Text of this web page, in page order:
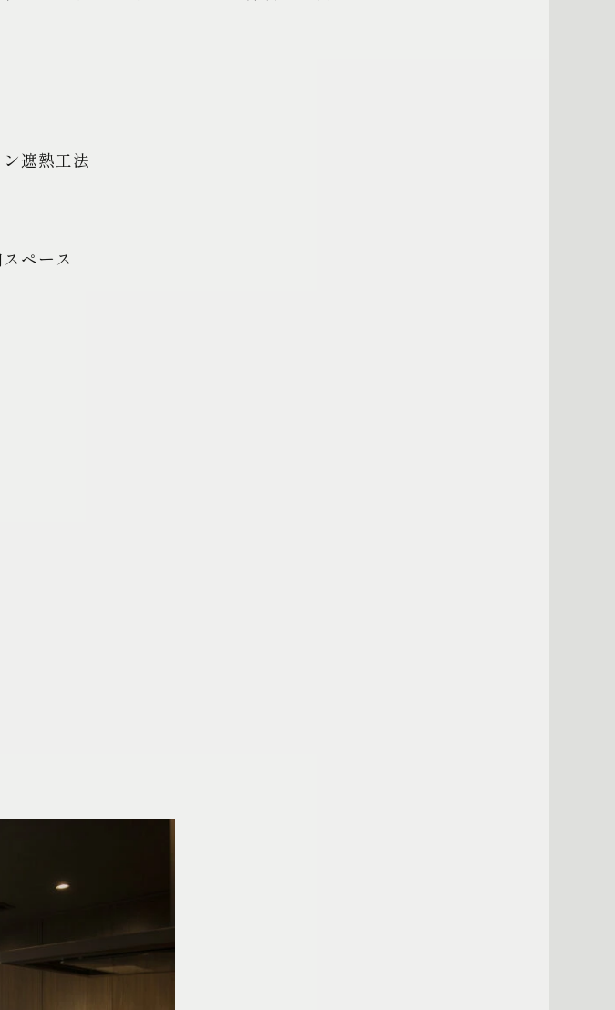
遮熱工法
ペース